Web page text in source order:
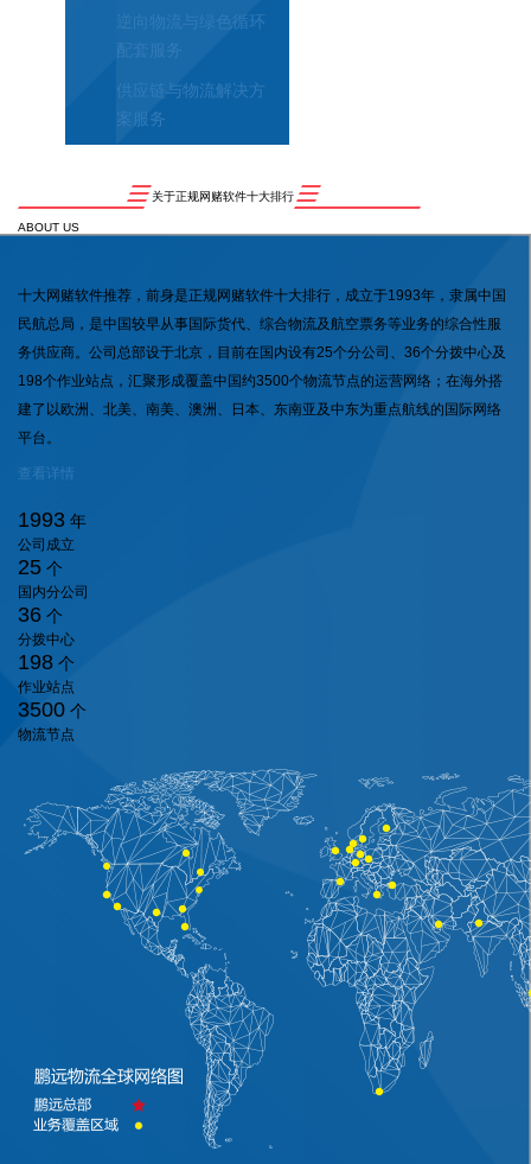
逆向物流与绿色循环
配套服务
供应链与物流解决方
案服务
关于正规网赌软件十大排行
ABOUT US
十大网赌软件推荐，前身是正规网赌软件十大排行，成立于1993年，隶属中国
民航总局，是中国较早从事国际货代、综合物流及航空票务等业务的综合性服
务供应商。公司总部设于北京，目前在国内设有25个分公司、36个分拨中心及
198个作业站点，汇聚形成覆盖中国约3500个物流节点的运营网络；在海外搭
建了以欧洲、北美、南美、澳洲、日本、东南亚及中东为重点航线的国际网络
平台。
查看详情
1993 年
公司成立
25 个
国内分公司
36 个
分拨中心
198 个
作业站点
3500 个
物流节点